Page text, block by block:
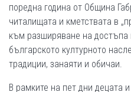
поредна година от Община
читалищата и кметствата в
към разширяване на достъпа
българското културното
традиции, занаяти и обичаи.
В рамките на пет дни децата